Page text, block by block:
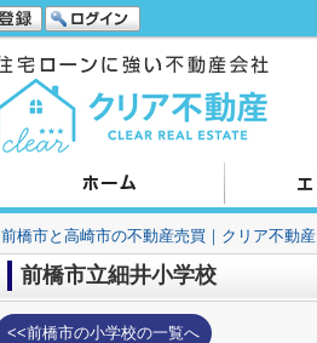
前橋市と高崎市の不動産売買｜クリア不動産
前橋市立細井小学校
<<前橋市の小学校の一覧へ